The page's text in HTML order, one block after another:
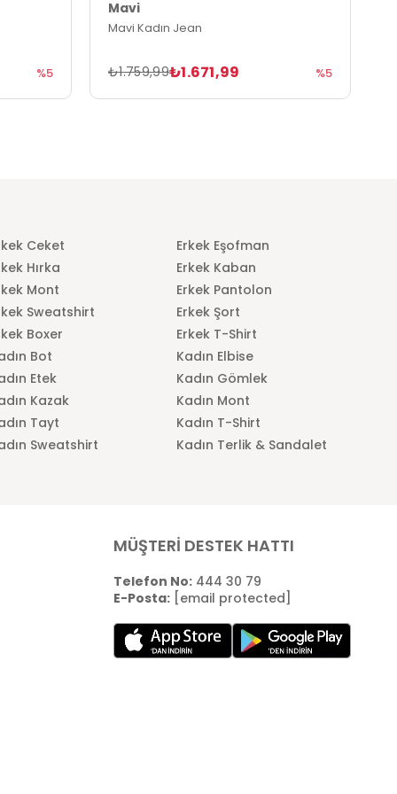
%5
Mavi
Mavi Kadın Jean
₺1.671,99
₺1.759,99 %5
Ceket
Erkek Eşofman
Hırka
Erkek Kaban
Mont
Erkek Pantolon
Sweatshirt
Erkek Şort
Boxer
Erkek T-Shirt
Bot
Kadın Elbise
Etek
Kadın Gömlek
Kazak
Kadın Mont
Tayt
Kadın T-Shirt
Sweatshirt Kadın Terlik & Sandalet
MÜŞTERİ DESTEK HATTI
Telefon No:444 30 79
E-Posta: [email protected]